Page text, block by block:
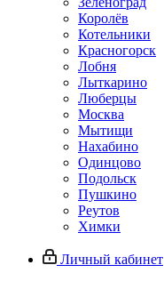
Королёв
Котельники
Красногорск
Лобня
Лыткарино
Люберцы
Москва
Мытищи
Нахабино
Одинцово
Подольск
Пушкино
Реутов
Химки
Личный кабинет